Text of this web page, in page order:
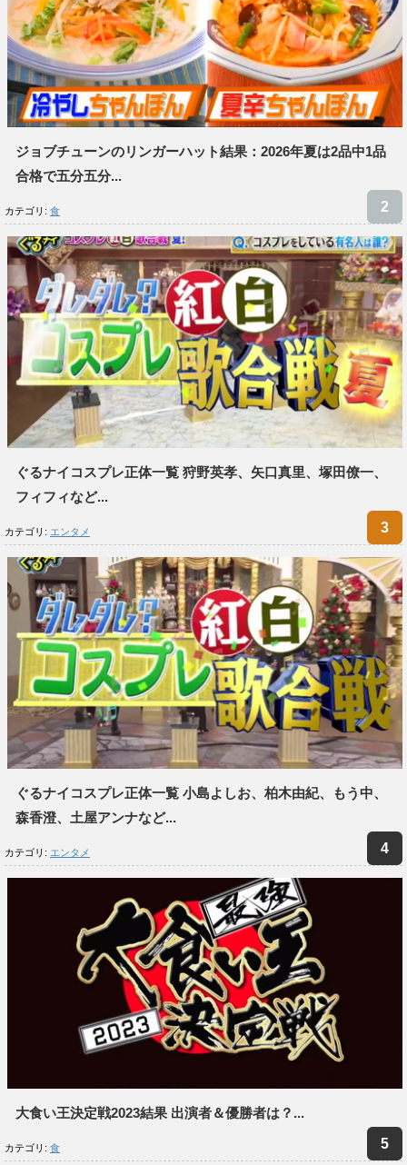
ジョブチューンのリンガーハット結果：2026年夏は2品中1品
合格で五分五分...
カテゴリ: 食
ぐるナイコスプレ正体一覧 狩野英孝、矢口真里、塚田僚一、
フィフィなど...
カテゴリ: エンタメ
ぐるナイコスプレ正体一覧 小島よしお、柏木由紀、もう中、
森香澄、土屋アンナなど...
カテゴリ: エンタメ
大食い王決定戦2023結果 出演者＆優勝者は？...
カテゴリ: 食